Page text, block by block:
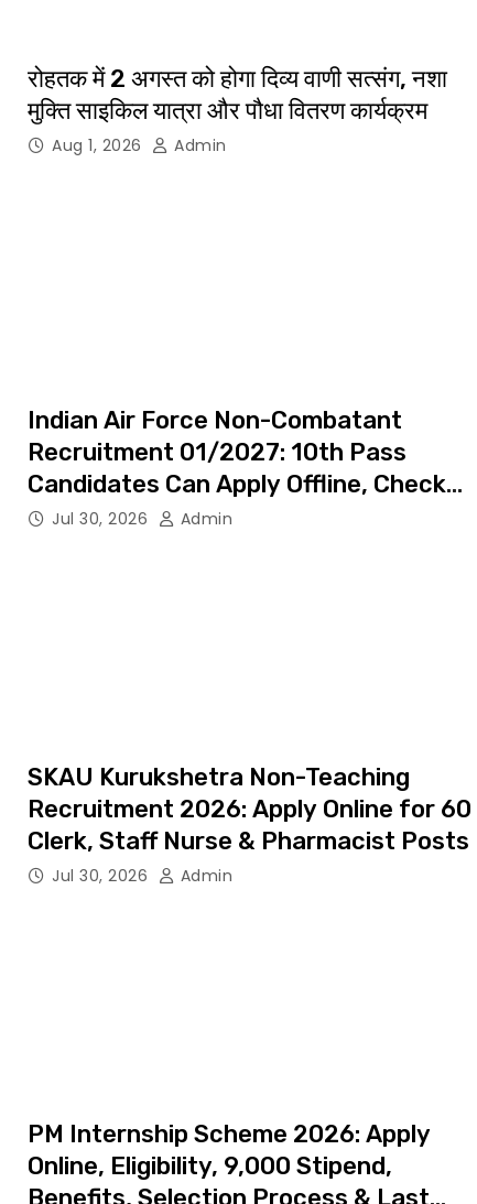
रोहतक में 2 अगस्त को होगा दिव्य वाणी सत्संग, नशा
मुक्ति साइकिल यात्रा और पौधा वितरण कार्यक्रम
Aug 1, 2026 Admin
Indian Air Force Non-Combatant
Recruitment 01/2027: 10th Pass
Candidates Can Apply Offline, Check
Eligibility & Last Date
Jul 30, 2026 Admin
SKAU Kurukshetra Non-Teaching
Recruitment 2026: Apply Online for 60
Clerk, Staff Nurse & Pharmacist Posts
Jul 30, 2026 Admin
PM Internship Scheme 2026: Apply
Online, Eligibility, ₹9,000 Stipend,
Benefits, Selection Process & Last